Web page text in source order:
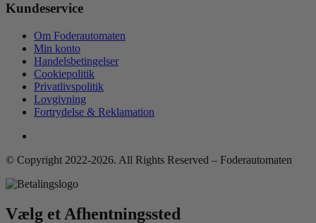
Kundeservice
Om Foderautomaten
Min konto
Handelsbetingelser
Cookiepolitik
Privatlivspolitik
Lovgivning
Fortrydelse & Reklamation
© Copyright 2022-2026. All Rights Reserved – Foderautomaten
Vælg et Afhentningssted